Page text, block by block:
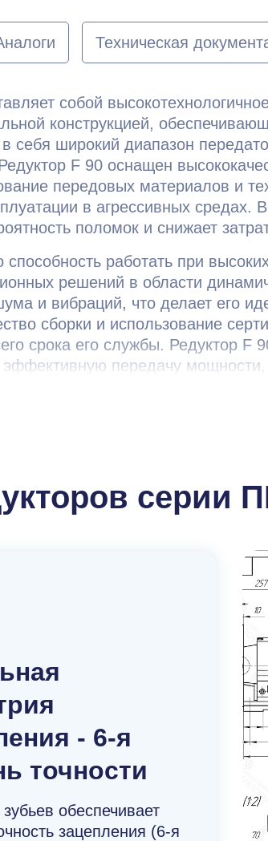
Техническая
собой
конструкцией,
себя широкий диапазон
F 90 оснащен
передовых материалов и
в агрессивных средах.
поломок и снижает
работать при
решений в области
и вибраций, что делает его
сборки и использование
срока его службы. Редуктор F
передачу
серии
- 6-я
точности
обеспечивает
зацепления (6-я